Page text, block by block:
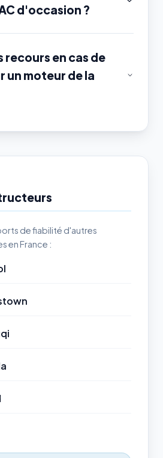
d'occasion ?
recours en cas de
un moteur de la
de fiabilité d'autres
en France :